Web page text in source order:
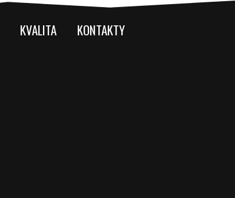
KVALITA KONTAKTY